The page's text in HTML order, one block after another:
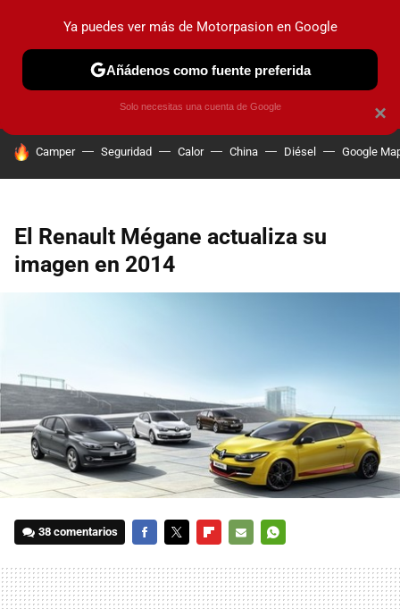
PRUEBAS COCHES ELÉCTRICOS OBSERVATORIO
HOY SE HABLA DE
Camper Seguridad Calor China Diésel Google
El Renault Mégane actualiza su
imagen en 2014
38 comentarios
MAIL
×
Ya puedes ver más de Motorpasion en Google
Añádenos como fuente preferida
Solo necesitas una cuenta de Google